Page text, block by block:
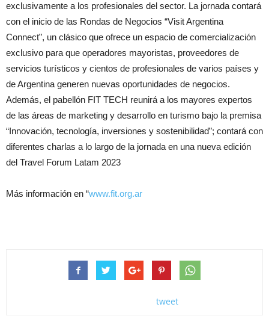
exclusivamente a los profesionales del sector. La jornada contará
con el inicio de las Rondas de Negocios “Visit Argentina
Connect”, un clásico que ofrece un espacio de comercialización
exclusivo para que operadores mayoristas, proveedores de
servicios turísticos y cientos de profesionales de varios países y
de Argentina generen nuevas oportunidades de negocios.
Además, el pabellón FIT TECH reunirá a los mayores expertos
de las áreas de marketing y desarrollo en turismo bajo la premisa
“Innovación, tecnología, inversiones y sostenibilidad”; contará con
diferentes charlas a lo largo de la jornada en una nueva edición
del Travel Forum Latam 2023
Más información en “www.fit.org.ar
tweet